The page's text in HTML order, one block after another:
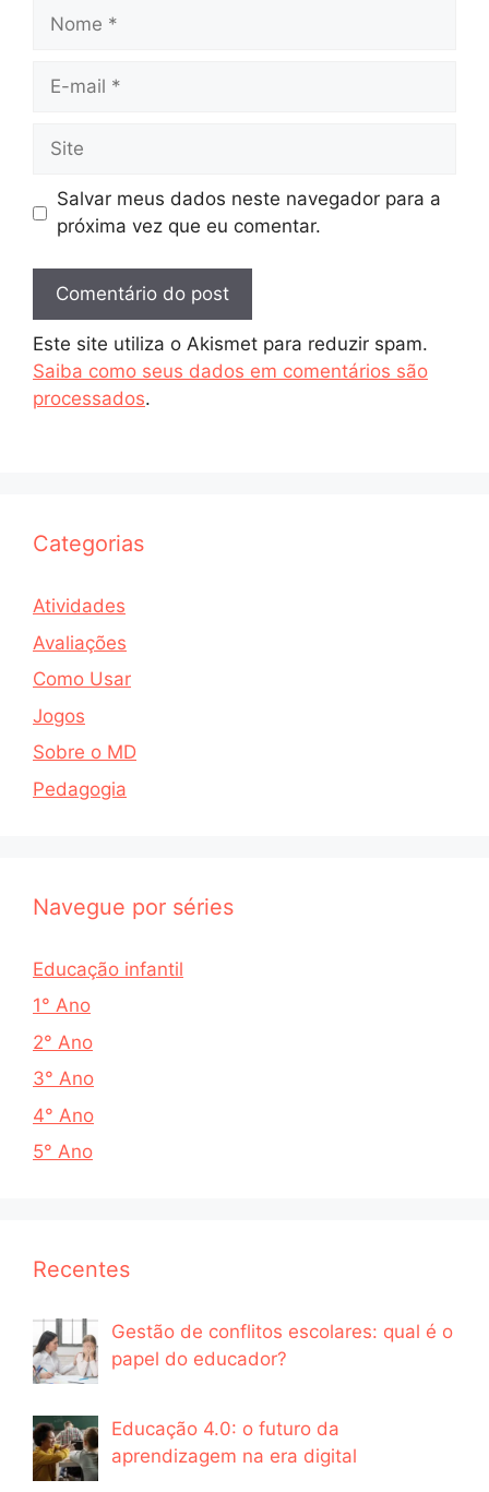
Nome
Site
Salvar meus dados neste navegador para a
próxima vez que eu comentar.
Este site utiliza o Akismet para reduzir spam.
Saiba como seus dados em comentários são
processados.
Categorias
Atividades
Avaliações
Como Usar
Jogos
Sobre o MD
Pedagogia
Navegue por séries
Educação infantil
1° Ano
2° Ano
3° Ano
4° Ano
5° Ano
Recentes
Gestão de conflitos escolares: qual é o
papel do educador?
Educação 4.0: o futuro da
aprendizagem na era digital